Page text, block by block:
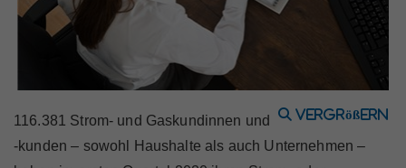
vergrößern
116.381 Strom- und Gaskundinnen und
-kunden – sowohl Haushalte als auch Unternehmen –